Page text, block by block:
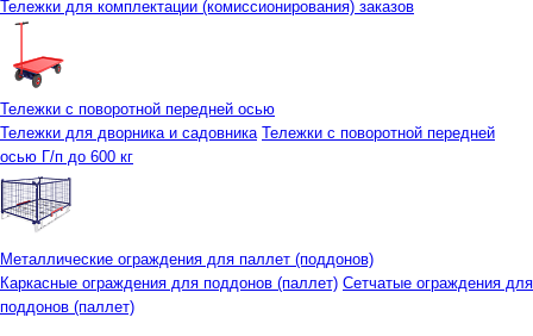
Тележки для комплектации (комиссионирования) заказов
Тележки с поворотной передней осью
Тележки для дворника и садовника Тележки с поворотной передней
осью Г/п до 600 кг
Металлические ограждения для паллет (поддонов)
Каркасные ограждения для поддонов (паллет) Сетчатые ограждения для
поддонов (паллет)